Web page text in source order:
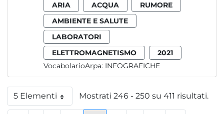
ARIA
ACQUA
RUMORE
AMBIENTE E SALUTE
LABORATORI
ELETTROMAGNETISMO
2021
VocabolarioArpa: INFOGRAFICHE
5 ElementiPer paginaMostrati 246 - 250 su 411 risultati.